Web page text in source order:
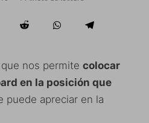
nos permite colocar
en la posición que
puede apreciar en la